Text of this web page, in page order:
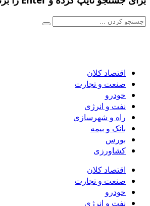
اقتصاد کلان
صنعت و تجارت
خودرو
نفت و انرژی
راه و شهرسازی
بانک و بیمه
بورس
کشاورزی
اقتصاد کلان
صنعت و تجارت
خودرو
نفت و انرژی